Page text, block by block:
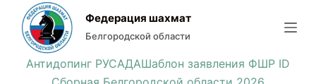
Федерация шахмат
Белгородской области
Антидопинг РУСАДАШаблон заявления ФШР ID